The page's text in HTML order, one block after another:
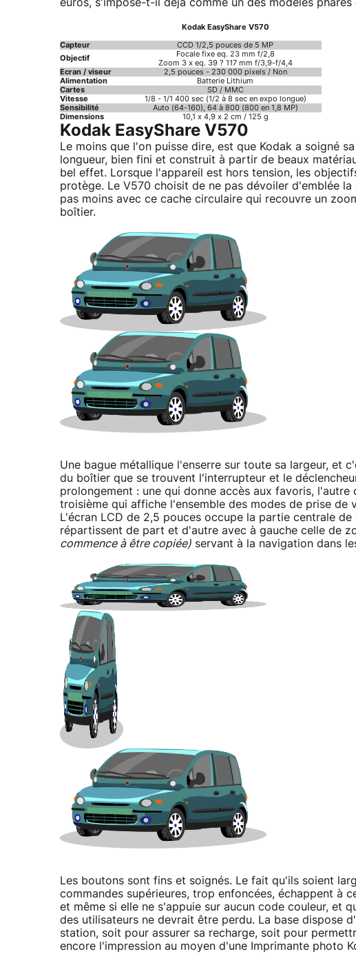
euros, s'impose-t-il déjà comme un des modèles phares
Kodak EasyShare V570
Capteur
CCD 1/2,5 pouces de 5 MP
Objectif
Focale fixe eq. 23 mm f/2,8
Zoom 3 x eq. 39 ? 117 mm f/3,9-f/4,4
Ecran / viseur
2,5 pouces - 230 000 pixels / Non
Alimentation
Batterie Lithium
Cartes
SD / MMC
Vitesse
1/8 - 1/1 400 sec (1/2 à 8 sec en expo longue)
Sensibilité
Auto (64-160), 64 à 800 (800 en 1,8 MP)
Dimensions
10,1 x 4,9 x 2 cm / 125 g
Kodak EasyShare V570
Le moins que l'on puisse dire, est que Kodak a soigné
longueur, bien fini et construit à partir de beaux
bel effet. Lorsque l'appareil est hors tension, les
protège. Le V570 choisit de ne pas dévoiler d'emblée
pas moins avec ce cache circulaire qui recouvre un
boîtier.
Une bague métallique l'enserre sur toute sa largeur, et
du boîtier que se trouvent l'interrupteur et le
prolongement : une qui donne accès aux favoris,
troisième qui affiche l'ensemble des modes de prise de
L'écran LCD de 2,5 pouces occupe la partie centrale
répartissent de part et d'autre avec à gauche celle de
commence à être copiée) servant à la navigation dans
Les boutons sont fins et soignés. Le fait qu'ils soient
commandes supérieures, trop enfoncées, échappent à
et même si elle ne s'appuie sur aucun code couleur, et
des utilisateurs ne devrait être perdu. La base dispose
station, soit pour assurer sa recharge, soit pour
encore l'impression au moyen d'une Imprimante photo